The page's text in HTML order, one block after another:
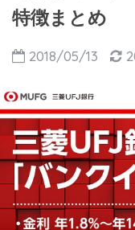
特徴まとめ
2018/05/13